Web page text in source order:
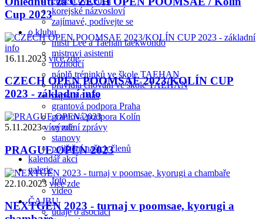
korejské názvosloví
zajímavé, podívejte se
o klubu
mistr Lee a Taehan taekwondo
mistrovi asistenti
rozhodčí
náplň tréninků ve škole TAEHAN
pravidla chování ve škole TAEHAN
napsali o nás
grantová podpora Praha
grantová podpora Kolín
výroční zprávy
stanovy
pojištění našich členů
kalendář akcí
galerie
foto
video
ČAJBU
údaje o asociaci
Cup 2023
16.11.2023 více zde
CZECH OPEN POOMSAE 2023/KOLÍN CUP
2023 - základní info
5.11.2023více zde
PRAGUE OPEN 2023
22.10.2023 více zde
NEXTGEN 2023 - turnaj v poomsae, kyorugi a